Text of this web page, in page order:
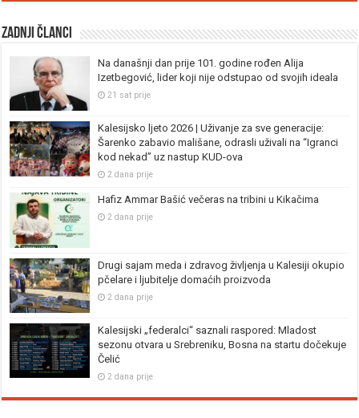
Zadnji članci
Na današnji dan prije 101. godine rođen Alija
Izetbegović, lider koji nije odstupao od svojih ideala
21 sat prije
Kalesijsko ljeto 2026 | Uživanje za sve generacije:
Šarenko zabavio mališane, odrasli uživali na “Igranci
kod nekad” uz nastup KUD-ova
2 dana prije
Hafiz Ammar Bašić večeras na tribini u Kikačima
2 dana prije
Drugi sajam meda i zdravog življenja u Kalesiji okupio
pčelare i ljubitelje domaćih proizvoda
2 dana prije
Kalesijski „federalci“ saznali raspored: Mladost
sezonu otvara u Srebreniku, Bosna na startu dočekuje
Čelić
2 dana prije